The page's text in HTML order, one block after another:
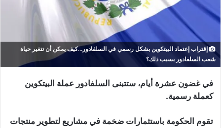
إقتراب إعتماد البيتكوين بشكل رسمي في السلفادور...كيف يمكن أن تتغير حياة
شعب السلفادور بسبب ذلك؟
في غضون عشرة أيام، ستتبنى السلفادور عملة البيتكوين
كعملة رسمية.
تقوم الحكومة باستثمارات ضخمة في مشاريع لتطوير منتجات